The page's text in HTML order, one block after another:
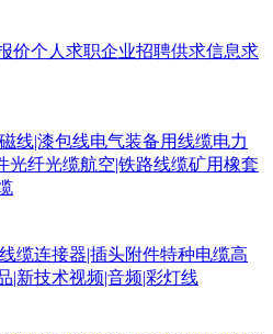
价个人求职企业招聘供求信息求
线|漆包线电气装备用线缆电力
光纤光缆航空|铁路线缆矿用橡套
缆连接器|插头附件特种电缆高
|新技术视频|音频|彩灯线